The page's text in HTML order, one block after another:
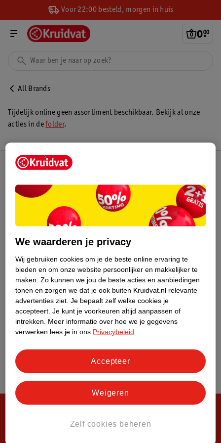
Voor 22:00 besteld, morgen in huis
0.
00
All Brands
Tijdelijk online geen assortiment beschikbaar. Bekijk al onze
acties in defolder.
Kruidvat Club
Over Kruidvat
We waarderen je privacy
Wij gebruiken cookies om je de beste online ervaring te
bieden en om onze website persoonlijker en makkelijker te
maken. Zo kunnen we jou de beste acties en aanbiedingen
tonen en zorgen we dat je ook buiten Kruidvat.nl relevante
advertenties ziet. Je bepaalt zelf welke cookies je
accepteert. Je kunt je voorkeuren altijd aanpassen of
intrekken.
Meer informatie over hoe we je gegevens
verwerken lees je in ons Privacybeleid
Zelf cookies beheren
Weigeren
Accepteer